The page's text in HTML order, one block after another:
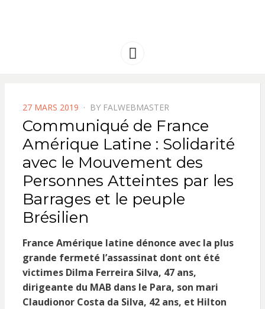
AMERIQUE
Menu
POSTED
ON
27 MARS 2019 BY FALWEBMASTER
Communiqué de France
Amérique Latine : Solidarité
avec le Mouvement des
Personnes Atteintes par les
Barrages et le peuple
Brésilien
France Amérique latine dénonce avec la plus
grande fermeté l’assassinat dont ont été
victimes Dilma Ferreira Silva, 47 ans,
dirigeante du MAB dans le Para, son mari
Claudionor Costa da Silva, 42 ans, et Hilton